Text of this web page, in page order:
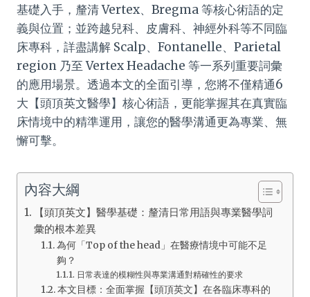
基礎入手，釐清 Vertex、Bregma 等核心術語的定
義與位置；並跨越兒科、皮膚科、神經外科等不同臨
床專科，詳盡講解 Scalp、Fontanelle、Parietal
region 乃至 Vertex Headache 等一系列重要詞彙
的應用場景。透過本文的全面引導，您將不僅精通6
大【頭頂英文醫學】核心術語，更能掌握其在真實臨
床情境中的精準運用，讓您的醫學溝通更為專業、無
懈可擊。
內容大綱
【頭頂英文】醫學基礎：釐清日常用語與專業醫學詞
彙的根本差異
為何「Top of the head」在醫療情境中可能不足
夠？
日常表達的模糊性與專業溝通對精確性的要求
本文目標：全面掌握【頭頂英文】在各臨床專科的